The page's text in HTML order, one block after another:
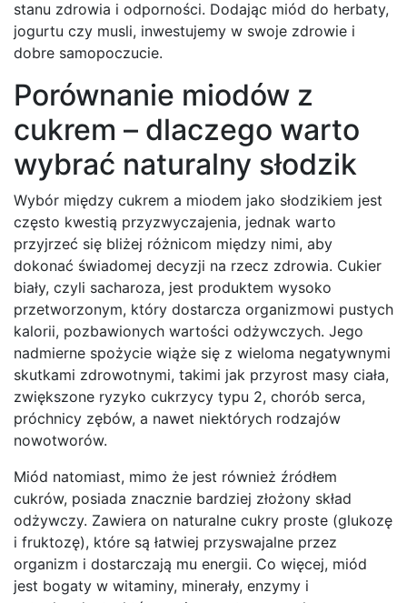
stanu zdrowia i odporności. Dodając miód do herbaty,
jogurtu czy musli, inwestujemy w swoje zdrowie i
dobre samopoczucie.
Porównanie miodów z
cukrem – dlaczego warto
wybrać naturalny słodzik
Wybór między cukrem a miodem jako słodzikiem jest
często kwestią przyzwyczajenia, jednak warto
przyjrzeć się bliżej różnicom między nimi, aby
dokonać świadomej decyzji na rzecz zdrowia. Cukier
biały, czyli sacharoza, jest produktem wysoko
przetworzonym, który dostarcza organizmowi pustych
kalorii, pozbawionych wartości odżywczych. Jego
nadmierne spożycie wiąże się z wieloma negatywnymi
skutkami zdrowotnymi, takimi jak przyrost masy ciała,
zwiększone ryzyko cukrzycy typu 2, chorób serca,
próchnicy zębów, a nawet niektórych rodzajów
nowotworów.
Miód natomiast, mimo że jest również źródłem
cukrów, posiada znacznie bardziej złożony skład
odżywczy. Zawiera on naturalne cukry proste (glukozę
i fruktozę), które są łatwiej przyswajalne przez
organizm i dostarczają mu energii. Co więcej, miód
jest bogaty w witaminy, minerały, enzymy i